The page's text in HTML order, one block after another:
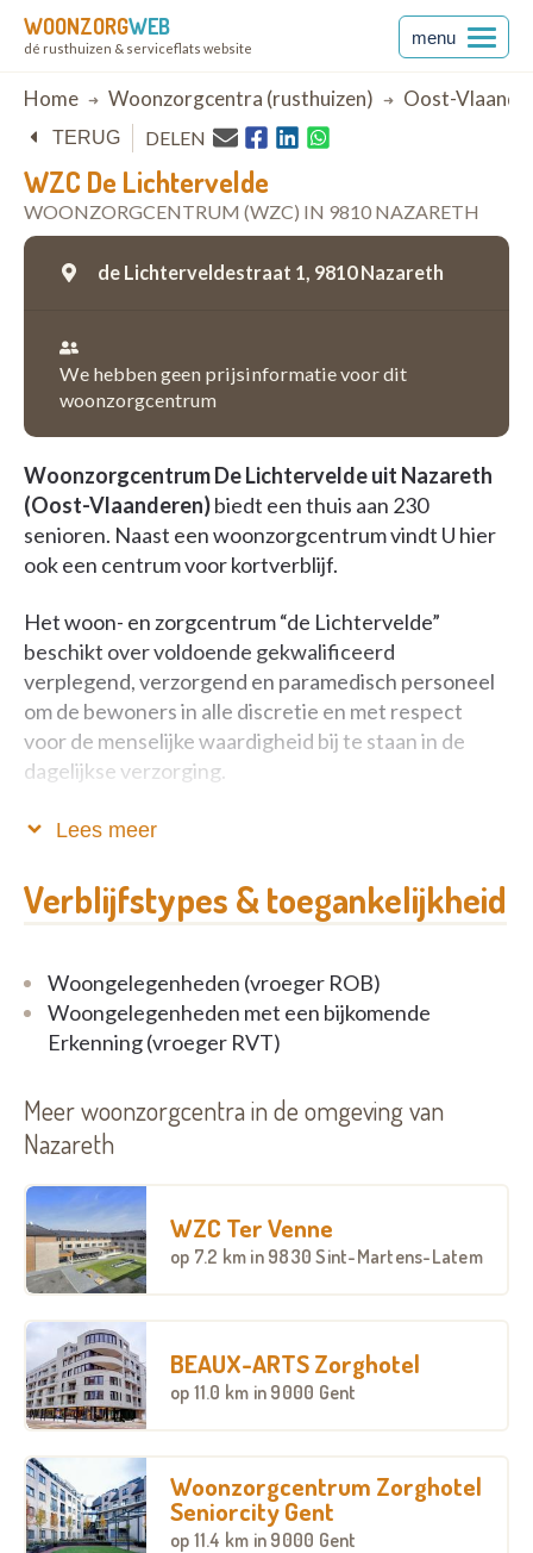
WOONZORGWEB
dé rusthuizen & serviceflats website
menu
Breadcrumb
Home Woonzorgcentra (rusthuizen) Oost-
WZC De Lichtervelde
WOONZORGCENTRUM (WZC) IN 9810 NAZARETH
TERUG DELEN
de Lichterveldestraat 1, 9810 Nazareth
We hebben geen prijsinformatie voor dit
woonzorgcentrum
Woonzorgcentrum De Lichtervelde uit Nazareth
(Oost-Vlaanderen)biedt een thuis aan 230
senioren. Naast een woonzorgcentrum vindt U hier
ook een centrum voor kortverblijf.
Het woon- en zorgcentrum “de Lichtervelde”
beschikt over voldoende gekwalificeerd
verplegend, verzorgend en paramedisch personeel
om de bewoners in alle discretie en met respect
voor de menselijke waardigheid bij te staan in de
dagelijkse verzorging.
Aan het eten wordt veel aandacht besteed. Met
Het woon- en zorgcentrum “de Lichtervelde” is een
éénieders overtuiging.
Lees meer
Verblijfstypes & toegankelijkheid
Woongelegenheden (vroeger ROB)
Woongelegenheden met een bijkomende
Erkenning (vroeger RVT)
Meer woonzorgcentra in de omgeving van
Nazareth
WZC Ter Venne
op 7.2 km in 9830 Sint-Martens-Latem
BEAUX-ARTS Zorghotel
op 11.0 km in 9000 Gent
Woonzorgcentrum Zorghotel
Seniorcity Gent
op 11.4 km in 9000 Gent